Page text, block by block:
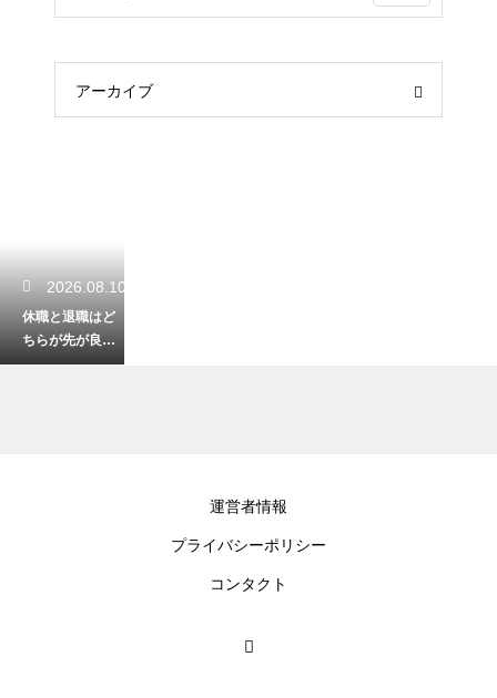
アーカイブ
2026.08.10
休職と退職はど
ちらが先が良
い？後悔しない
運営者情報
プライバシーポリシー
コンタクト